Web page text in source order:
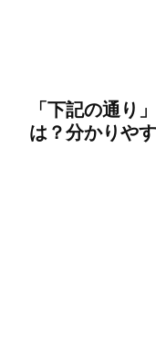
「下記の通り
は？分かりや